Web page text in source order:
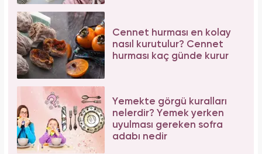
Cennet hurması en kolay
nasıl kurutulur? Cennet
hurması kaç günde kurur
Yemekte görgü kuralları
nelerdir? Yemek yerken
uyulması gereken sofra
adabı nedir